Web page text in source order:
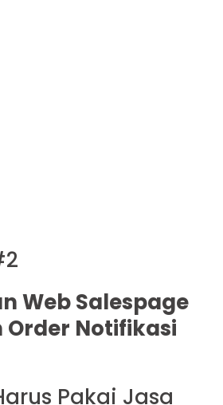
Web Salespage
Order Notifikasi
Pakai Jasa